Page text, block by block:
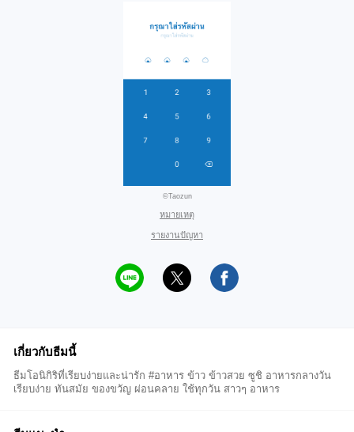
©Taozun
หมายเหตุ
รายงานปัญหา
เกี่ยวกับธีมนี้
ธีมโอนิกิริที่เรียบง่ายและน่ารัก #อาหาร ข้าว ข้าวสวย ซูชิ อาหารกลางวัน
เรียบง่าย ทันสมัย ของขวัญ ผ่อนคลาย ใช้ทุกวัน สาวๆ อาหาร